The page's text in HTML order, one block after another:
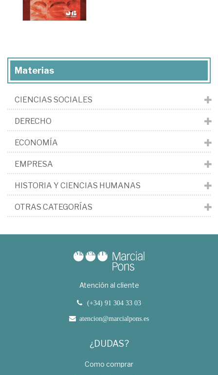
Materias
CIENCIAS SOCIALES
DERECHO
ECONOMÍA
EMPRESA
HISTORIA Y CIENCIAS HUMANAS
OTRAS CATEGORÍAS
Atención al cliente
(+34) 91 304 33 03
atencion@marcialpons.es
¿DUDAS?
Como comprar